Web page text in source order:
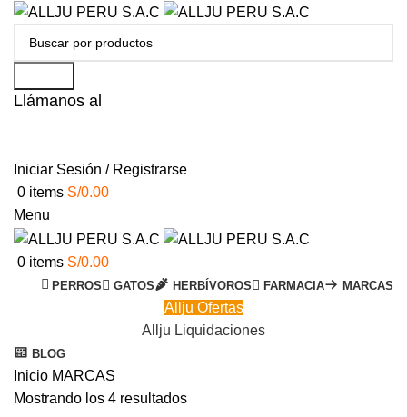
Llámanos al
Iniciar Sesión / Registrarse
0 items S/0.00
Menu
0 items S/0.00
PERROS GATOS HERBÍVOROS FARMACIA MARCAS
Allju Ofertas
Allju Liquidaciones
BLOG
Inicio MARCAS
Mostrando los 4 resultados